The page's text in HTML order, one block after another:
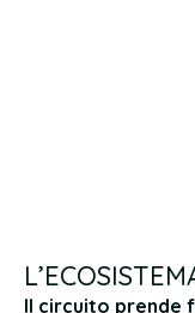
Il circuito prende